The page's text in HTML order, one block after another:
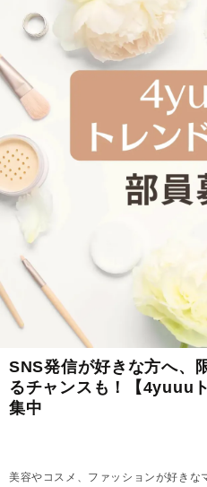
SNS発信が好きな方へ、
るチャンスも！【4yuuu
集中
美容やコスメ、ファッションが好きな